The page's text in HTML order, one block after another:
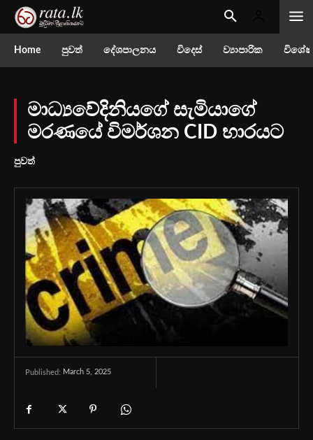
Home පුවත් දේශපාලනය විදෙස් ව්‍යාපාරික
මාධ්‍යවේදිනියගේ සැමියාගේ
මරණයේ විමර්ශන CID භාරයට
පුවත්
Published: March 5, 2025